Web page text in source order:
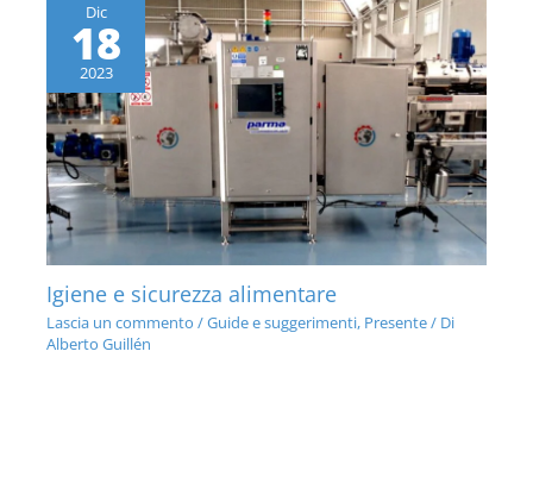
Dic
18
2023
Igiene e sicurezza alimentare
Lascia un commento /Guide e suggerimenti, Presente/ Di
Alberto Guillén